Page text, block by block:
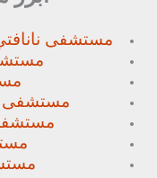
مستشفى
مستشفى
مستشفى